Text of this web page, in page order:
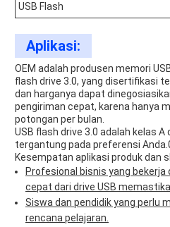
USB Flash
Aplikasi:
OEM adalah produsen memori
flash drive 3.0, yang disertifikasi
dan harganya dapat
pengiriman cepat, karena hanya
potongan per bulan.
USB flash drive 3.0 adalah kelas
tergantung pada preferensi
Kesempatan aplikasi produk dan
Profesional bisnis yang
cepat dari drive USB
Siswa dan pendidik yang perlu
rencana pelajaran.